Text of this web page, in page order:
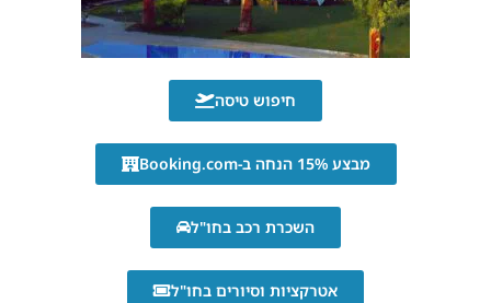
חיפוש טיסה
מבצע 15% הנחה ב-Booking.com
השכרת רכב בחו"ל
אטרקציות וסיורים בחו"ל